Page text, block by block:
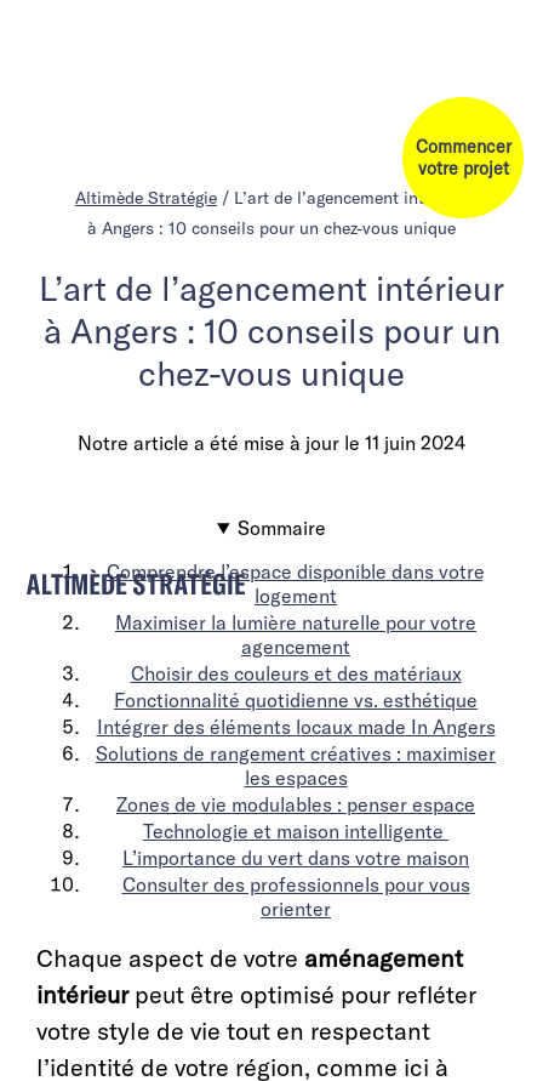
Commencer
votre projet
Altimède Stratégie / L’art de l’agencement intérieur
à Angers : 10 conseils pour un chez-vous unique
L’art de l’agencement intérieur
à Angers : 10 conseils pour un
chez-vous unique
Notre article a été mise à jour le 11 juin 2024
Sommaire
Comprendre l’espace disponible dans votre
logement
Maximiser la lumière naturelle pour votre
agencement
Choisir des couleurs et des matériaux
Fonctionnalité quotidienne vs. esthétique
Intégrer des éléments locaux made In Angers
Solutions de rangement créatives : maximiser
les espaces
Zones de vie modulables : penser espace
Technologie et maison intelligente
L’importance du vert dans votre maison
Consulter des professionnels pour vous
orienter
Chaque aspect de votre aménagement
intérieurpeut être optimisé pour refléter
votre style de vie tout en respectant
l’identité de votre région, comme ici à